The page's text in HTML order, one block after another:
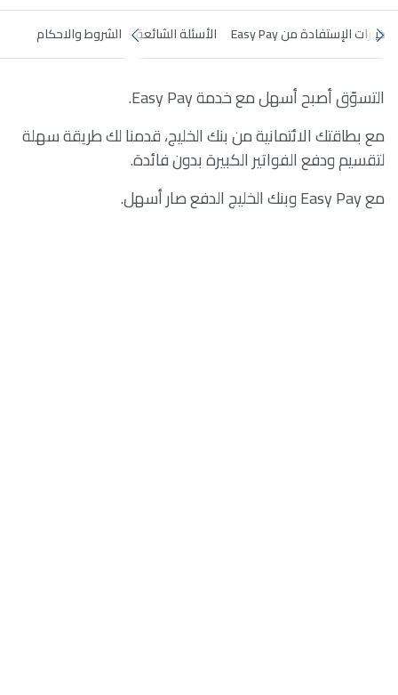
خيارات الإستفادة من Easy Pay الأسئلة الشائعة الشروط والاحكام
التسوّق أصبح أسهل مع خدمة Easy Pay.
مع بطاقتك الائتمانية من بنك الخليج، قدمنا لك طريقة سهلة
لتقسيم ودفع الفواتير الكبيرة بدون فائدة.
مع Easy Pay وبنك الخليج الدفع صار أسهل.